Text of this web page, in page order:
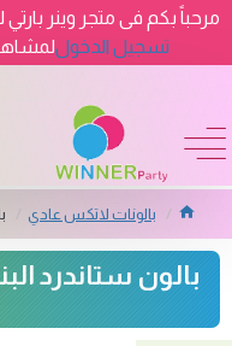
مرحباً بكم فى متجر وينر بارتي
تسجيل الدخول
بالونات لاتكس عادي